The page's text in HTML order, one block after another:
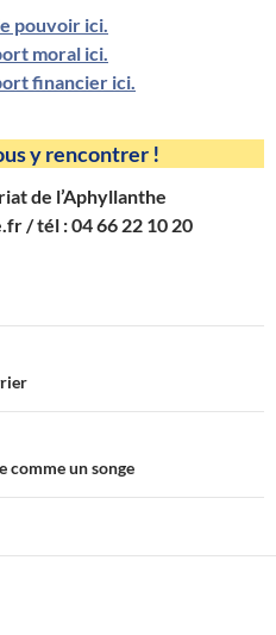
pouvoir ici.
moral ici.
financier ici.
y rencontrer !
de l’Aphyllanthe
/ tél : 04 66 22 10 20
comme un songe